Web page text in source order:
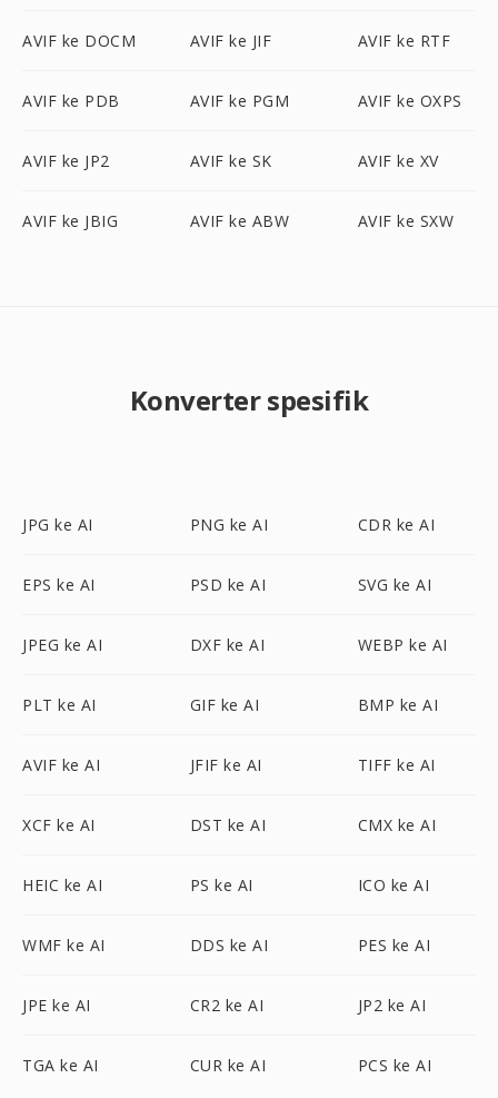
AVIF ke DOCM AVIF ke JIF AVIF ke RTF
AVIF ke PDB AVIF ke PGM AVIF ke OXPS
AVIF ke JP2 AVIF ke SK AVIF ke XV
AVIF ke JBIG AVIF ke ABW AVIF ke SXW
Konverter spesifik
JPG ke AI PNG ke AI CDR ke AI
EPS ke AI PSD ke AI SVG ke AI
JPEG ke AI DXF ke AI WEBP ke AI
PLT ke AI GIF ke AI BMP ke AI
AVIF ke AI JFIF ke AI TIFF ke AI
XCF ke AI DST ke AI CMX ke AI
HEIC ke AI PS ke AI ICO ke AI
WMF ke AI DDS ke AI PES ke AI
JPE ke AI CR2 ke AI JP2 ke AI
TGA ke AI CUR ke AI PCS ke AI